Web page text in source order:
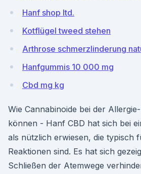
Hanf shop ltd.
Kotflügel tweed stehen
Arthrose schmerzlinderung
Hanfgummis 10 000 mg
Cbd mg kg
Wie Cannabinoide bei der
können - Hanf CBD hat sich bei
als nützlich erwiesen, die typisch
Reaktionen sind. Es hat sich
Schließen der Atemwege